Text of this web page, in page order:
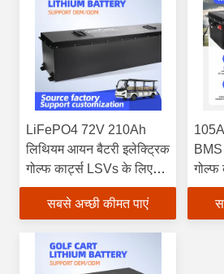
LiFePO4 72V 210Ah
लिथियम आयन बैटरी इलेक्ट्रिक
गोल्फ कार्ट्स LSVs के लिए
प्रिज्माटिक
सबसे अच्छी कीमत पाएं
गोल्फ